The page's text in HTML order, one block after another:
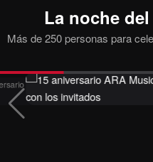
La noche del
Más de 250 personas para